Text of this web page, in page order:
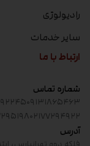
رادیولوژی
سایر خدمات
ارتباط با ما
شماره تماس
۰۹۱۳۱۸۶۵۴۶۳
۰۲۱۷۷۲۹۴۹۲۲
آدرس